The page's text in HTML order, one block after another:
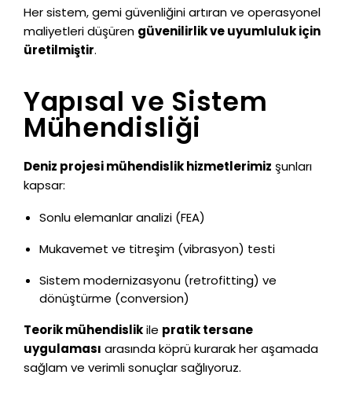
Her sistem, gemi güvenliğini artıran ve operasyonel
maliyetleri düşüren güvenilirlik ve uyumluluk için
üretilmiştir.
Yapısal ve Sistem
Mühendisliği
Deniz projesi mühendislik hizmetlerimiz şunları
kapsar:
Sonlu elemanlar analizi (FEA)
Mukavemet ve titreşim (vibrasyon) testi
Sistem modernizasyonu (retrofitting) ve
dönüştürme (conversion)
Teorik mühendislikile pratik tersane
uygulaması arasında köprü kurarak her aşamada
sağlam ve verimli sonuçlar sağlıyoruz.